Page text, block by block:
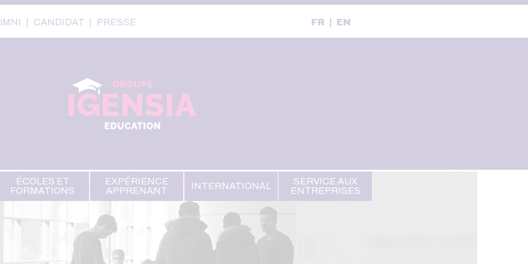
CANDIDAT PRESSE FR EN
ÉCOLES ET
FORMATIONS
EXPÉRIENCE
APPRENANT
INTERNATIONAL
SERVICE AUX
ENTREPRISES